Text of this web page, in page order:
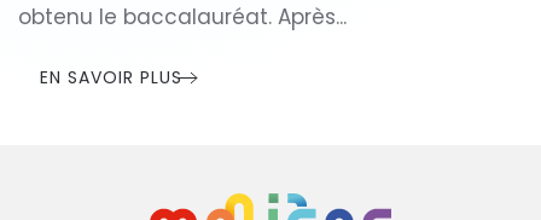
obtenu le baccalauréat. Après...
EN SAVOIR PLUS